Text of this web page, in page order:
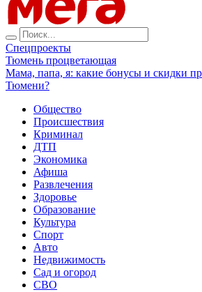
Спецпроекты
Тюмень процветающая
Мама, папа, я: какие бонусы и скидки
Тюмени?
Общество
Происшествия
Криминал
ДТП
Экономика
Афиша
Развлечения
Здоровье
Образование
Культура
Спорт
Авто
Недвижимость
Сад и огород
СВО